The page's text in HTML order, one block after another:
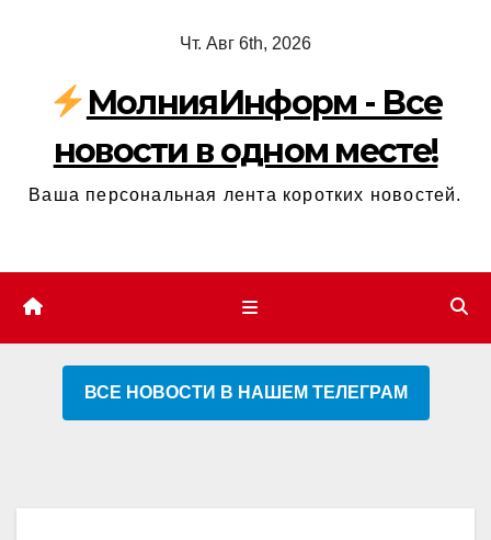
содержимому
Чт. Авг 6th, 2026
МолнияИнформ - Все
новости в одном месте!
Ваша персональная лента коротких новостей.
ВСЕ НОВОСТИ В НАШЕМ ТЕЛЕГРАМ